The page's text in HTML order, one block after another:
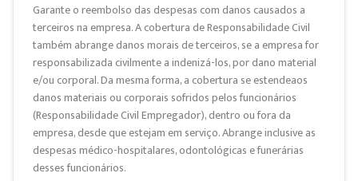
Garante o reembolso das despesas com danos causados a
terceiros na empresa. A cobertura de Responsabilidade Civil
também abrange danos morais de terceiros, se a empresa for
responsabilizada civilmente a indenizá-los, por dano material
e/ou corporal. Da mesma forma, a cobertura se estendeaos
danos materiais ou corporais sofridos pelos funcionários
(Responsabilidade Civil Empregador), dentro ou fora da
empresa, desde que estejam em serviço. Abrange inclusive as
despesas médico-hospitalares, odontológicas e funerárias
desses funcionários.